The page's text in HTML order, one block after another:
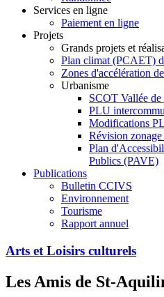
Services en ligne
Paiement en ligne
Projets
Grands projets et
Plan climat (PCAET)
Zones d'accélération
Urbanisme
SCOT Vallée de
PLU
Modifications
Révision zonage
Plan
Publics (PAVE)
Publications
Bulletin CCIVS
Environnement
Tourisme
Rapport annuel
Arts et Loisirs culturels
Les Amis de St-